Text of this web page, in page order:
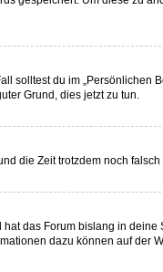
du im
Grund, dies jetzt zu tun.
die Zeit trotzdem noch
das Forum bislang in
dazu können auf der